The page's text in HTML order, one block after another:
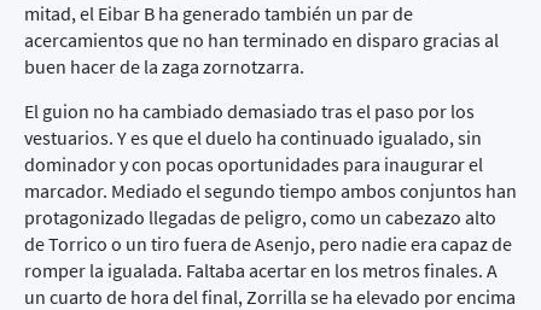
mitad, el Eibar B ha generado también un par de
acercamientos que no han terminado en disparo gracias al
buen hacer de la zaga zornotzarra.
El guion no ha cambiado demasiado tras el paso por los
vestuarios. Y es que el duelo ha continuado igualado, sin
dominador y con pocas oportunidades para inaugurar el
marcador. Mediado el segundo tiempo ambos conjuntos han
protagonizado llegadas de peligro, como un cabezazo alto
de Torrico o un tiro fuera de Asenjo, pero nadie era capaz de
romper la igualada. Faltaba acertar en los metros finales. A
un cuarto de hora del final, Zorrilla se ha elevado por encima